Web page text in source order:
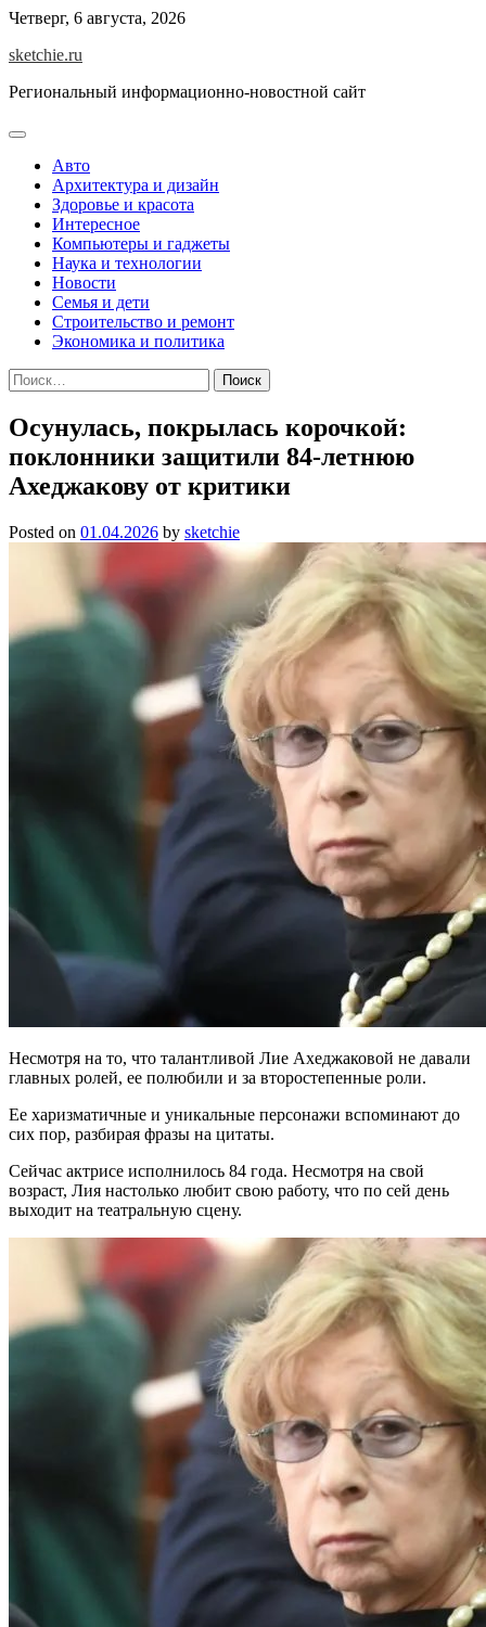
Skip
content
Четверг, 6 августа, 2026
sketchie.ru
Региональный информационно-новостной сайт
Авто
Архитектура и дизайн
Здоровье и красота
Интересное
Компьютеры и гаджеты
Наука и технологии
Новости
Семья и дети
Строительство и ремонт
Экономика и политика
Найти:
Осунулась, покрылась корочкой:
поклонники защитили 84-летнюю
Ахеджакову от критики
Posted on 01.04.2026 by sketchie
Несмотря на то, что талантливой Лие Ахеджаковой не давали
главных ролей, ее полюбили и за второстепенные роли.
Ее харизматичные и уникальные персонажи вспоминают до
сих пор, разбирая фразы на цитаты.
Сейчас актрисе исполнилось 84 года. Несмотря на свой
возраст, Лия настолько любит свою работу, что по сей день
выходит на театральную сцену.